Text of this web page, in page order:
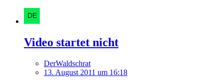
Video startet nicht
DerWaldschrat
13. August 2011 um 16:18